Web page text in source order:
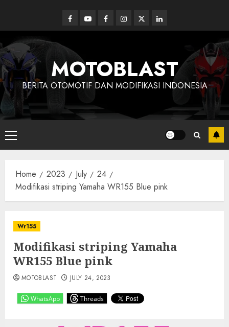
content
Facebook
YoutubeFacebookInstagram
Twitterlinkedin
MOTOBLAST
BERITA OTOMOTIF DAN MODIFIKASI INDONESIA
Primary
Menu
Home 2023 July
24
Modifikasi striping Yamaha WR155 Blue pink
Wr155
Modifikasi striping Yamaha
WR155 Blue pink
WhatsApp Threads
MOTOBLAST JULY 24, 2023